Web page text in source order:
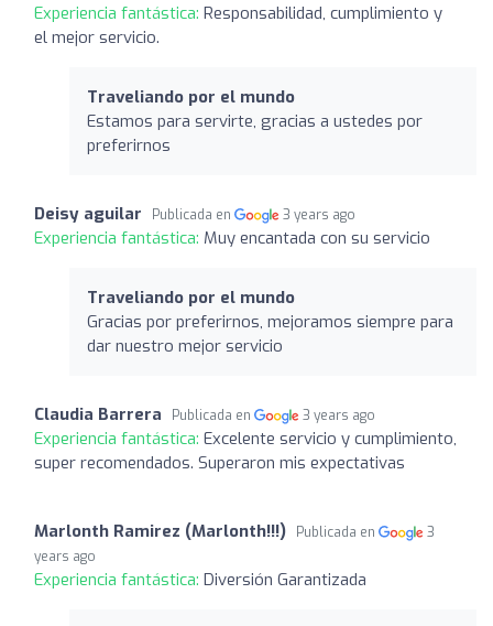
Experiencia fantástica: Responsabilidad, cumplimiento y
el mejor servicio.
Traveliando por el mundo
Estamos para servirte, gracias a ustedes por
preferirnos
Deisy aguilar Publicada en 3 years ago
Experiencia fantástica: Muy encantada con su servicio
Traveliando por el mundo
Gracias por preferirnos, mejoramos siempre para
dar nuestro mejor servicio
Claudia Barrera Publicada en 3 years ago
Experiencia fantástica: Excelente servicio y cumplimiento,
super recomendados. Superaron mis expectativas
Marlonth Ramirez (Marlonth!!!) Publicada en
3
years ago
Experiencia fantástica: Diversión Garantizada